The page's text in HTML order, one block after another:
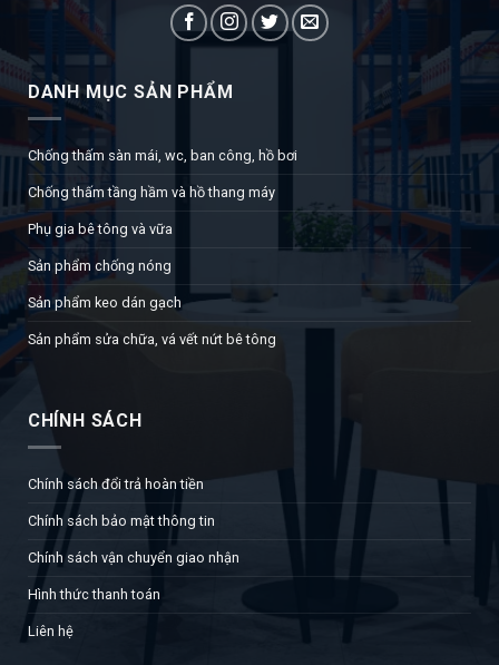
DANH MỤC SẢN PHẨM
Chống thấm sàn mái, wc, ban công, hồ bơi
Chống thấm tầng hầm và hồ thang máy
Phụ gia bê tông và vữa
Sản phẩm chống nóng
Sản phẩm keo dán gạch
Sản phẩm sửa chữa, vá vết nứt bê tông
CHÍNH SÁCH
Chính sách đổi trả hoàn tiền
Chính sách bảo mật thông tin
Chính sách vận chuyển giao nhận
Hình thức thanh toán
Liên hệ